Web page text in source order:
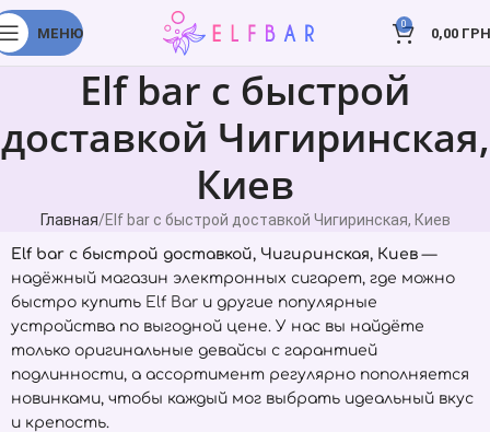
МЕНЮ
0
0,00
Elf bar с быстрой
доставкой Чигиринская,
Киев
Главная Elf bar с быстрой доставкой Чигиринская, Киев
Elf bar с быстрой доставкой, Чигиринская, Киев —
надёжный магазин электронных сигарет, где можно
быстро купить Elf Bar и другие популярные
устройства по выгодной цене. У нас вы найдёте
только оригинальные девайсы с гарантией
подлинности, а ассортимент регулярно пополняется
новинками, чтобы каждый мог выбрать идеальный вкус
и крепость.